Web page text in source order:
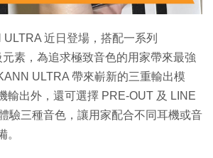
近日登場，搭配一系列
素，為追求極致音色的用家帶來最強
ULTRA 帶來嶄新的三重輸出模
輸出外，還可選擇 PRE-OUT 及 LINE
驗三種音色，讓用家配合不同耳機或音
。